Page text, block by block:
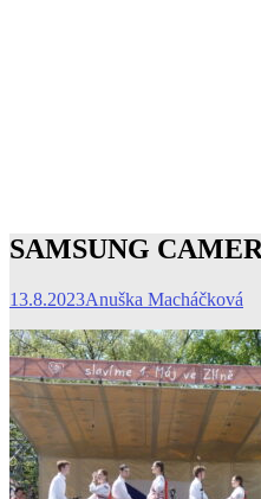
SAMSUNG
13.8.2023Anuška Macháčková